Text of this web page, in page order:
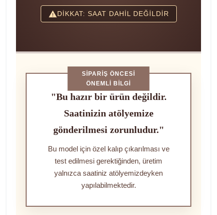
DİKKAT: SAAT DAHİL DEĞİLDİR
SIPARIŞ ÖNCESI
ÖNEMLI BILGI
"Bu hazır bir ürün değildir.
Saatinizin atölyemize
gönderilmesi zorunludur."
Bu model için özel kalıp çıkarılması ve
test edilmesi gerektiğinden, üretim
yalnızca saatiniz atölyemizdeyken
yapılabilmektedir.